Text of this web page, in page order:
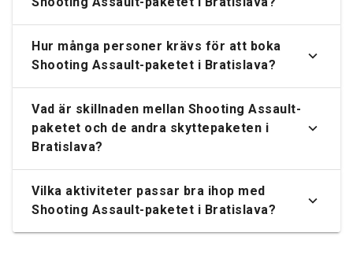
Hur många personer krävs för att boka
Shooting Assault-paketet i Bratislava?
Vad är skillnaden mellan Shooting Assault-
paketet och de andra skyttepaketen i
Bratislava?
Vilka aktiviteter passar bra ihop med
Shooting Assault-paketet i Bratislava?